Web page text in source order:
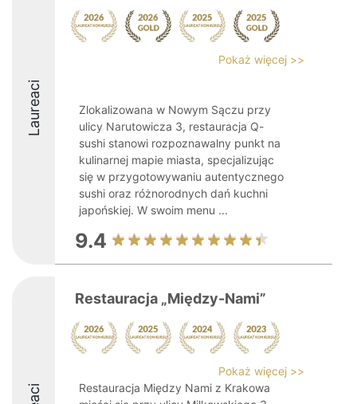
Laureaci
Pokaż więcej >>
Zlokalizowana w Nowym Sączu przy
ulicy Narutowicza 3, restauracja Q-
sushi stanowi rozpoznawalny punkt na
kulinarnej mapie miasta, specjalizując
się w przygotowywaniu autentycznego
sushi oraz różnorodnych dań kuchni
japońskiej. W swoim menu ...
9.4
Restauracja „Między-Nami”
Pokaż więcej >>
Restauracja Między Nami z Krakowa